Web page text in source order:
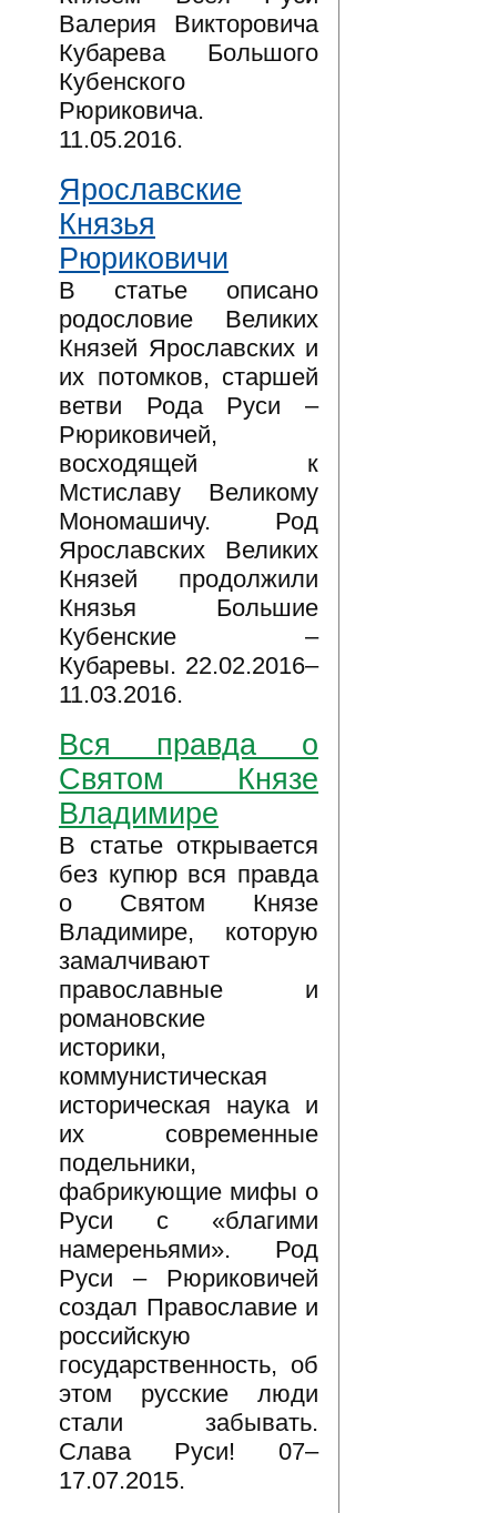
Валерия Викторовича
Кубарева Большого
Кубенского
Рюриковича.
11.05.2016.
Ярославские
Князья
Рюриковичи
В статье описано
родословие Великих
Князей Ярославских и
их потомков, старшей
ветви Рода Руси –
Рюриковичей,
восходящей к
Мстиславу Великому
Мономашичу. Род
Ярославских Великих
Князей продолжили
Князья Большие
Кубенские –
Кубаревы. 22.02.2016–
11.03.2016.
Вся правда о
Святом Князе
Владимире
В статье открывается
без купюр вся правда
о Святом Князе
Владимире, которую
замалчивают
православные и
романовские
историки,
коммунистическая
историческая наука и
их современные
подельники,
фабрикующие мифы о
Руси с «благими
намереньями». Род
Руси – Рюриковичей
создал Православие и
российскую
государственность, об
этом русские люди
стали забывать.
Слава Руси! 07–
17.07.2015.